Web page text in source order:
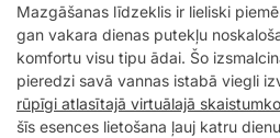
Mazgāšanas līdzeklis ir lieliski
gan vakara dienas putekļu
komfortu visu tipu ādai. Šo
pieredzi savā vannas istabā viegli
rūpīgi atlasītajā virtuālajā
šīs esences lietošana ļauj katru